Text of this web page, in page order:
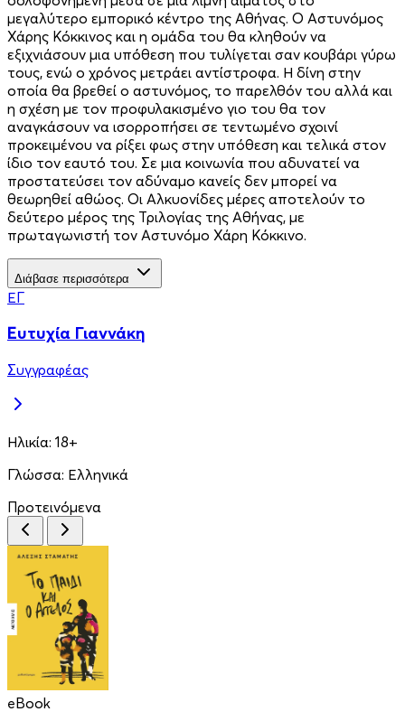
μεγαλύτερο εμπορικό κέντρο της Αθήνας. Ο Αστυνόμος
Χάρης Κόκκινος και η ομάδα του θα κληθούν να
εξιχνιάσουν μια υπόθεση που τυλίγεται σαν κουβάρι γύρω
τους, ενώ ο χρόνος μετράει αντίστροφα. Η δίνη στην
οποία θα βρεθεί ο αστυνόμος, το παρελθόν του αλλά και
η σχέση με τον προφυλακισμένο γιο του θα τον
αναγκάσουν να ισορροπήσει σε τεντωμένο σχοινί
προκειμένου να ρίξει φως στην υπόθεση και τελικά στον
ίδιο τον εαυτό του. Σε μια κοινωνία που αδυνατεί να
προστατεύσει τον αδύναμο κανείς δεν μπορεί να
θεωρηθεί αθώος. Οι Αλκυονίδες μέρες αποτελούν το
δεύτερο μέρος της Τριλογίας της Αθήνας, με
πρωταγωνιστή τον Αστυνόμο Χάρη Κόκκινο.
Διάβασε περισσότερα
ΕΓ
Ευτυχία Γιαννάκη
Συγγραφέας
Ηλικία: 18+
Γλώσσα: Ελληνικά
Προτεινόμενα
eBook